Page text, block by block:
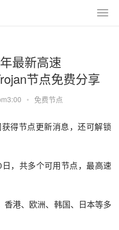
最新高速
节点免费分享
• 免费节点
得节点更新消息，还可解锁
，共多个可用节点，最高速
港、欧洲、韩国、日本等多